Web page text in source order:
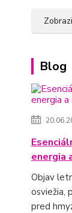
Blog
energia
Objav
osviežia,
pred